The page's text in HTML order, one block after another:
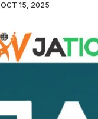
OCT 15, 2025